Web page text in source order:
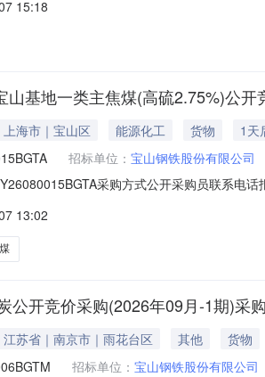
二、保证金额度：2000000.0元三、商务条
15:18
山基地一类主焦煤(高硫2.75%)公
上海市｜宝山区 能源化工 货物
1天
招标单位： 宝山钢铁股份有限公司
采购方式公开采购员联系电
额度：2000000.0元三、商务条款：定价说
13:02
公开竞价采购(2026年09月-1期)采
江苏省｜南京市｜雨花台区 其他
货物
招标单位： 宝山钢铁股份有限公司